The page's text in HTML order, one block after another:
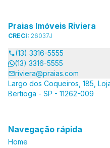
Praias Imóveis Riviera
CRECI: 26037J
(13) 3316-5555
(13) 3316-5555
riviera@praias.com
Largo dos Coqueiros, 185,
Bertioga - SP - 11262-009
Navegação rápida
Home